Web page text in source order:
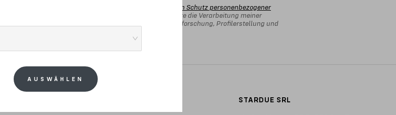
AUSWÄHLEN
Informationsblatt über den Schutz personenbezogener
Ich authorisiere die Verarbeitung meiner
persönlichen Daten für Marketing, Werbung, Marktforschung, Profilerstellung und
STARDUE SRL